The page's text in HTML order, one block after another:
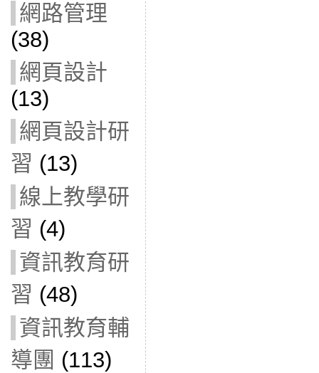
網路管理
(38)
網頁設計
(13)
網頁設計研
習 (13)
線上教學研
習 (4)
資訊教育研
習 (48)
資訊教育輔
導團 (113)